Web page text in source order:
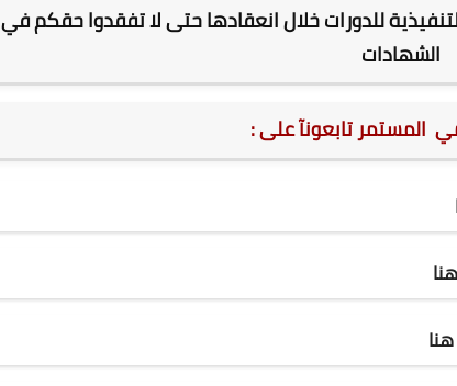
للدورات خلال انعقادها حتى لا تفقدوا حقكم في
الشهادات
المستمر تابعونآ على :